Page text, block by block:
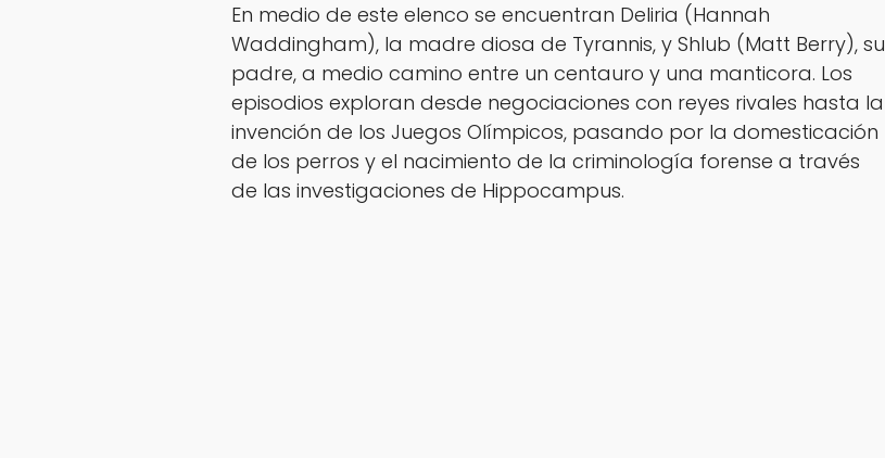
En medio de este elenco se encuentran Deliria (Hannah
Waddingham), la madre diosa de Tyrannis, y Shlub (Matt Berry), su
padre, a medio camino entre un centauro y una manticora. Los
episodios exploran desde negociaciones con reyes rivales hasta la
invención de los Juegos Olímpicos, pasando por la domesticación
de los perros y el nacimiento de la criminología forense a través
de las investigaciones de Hippocampus.